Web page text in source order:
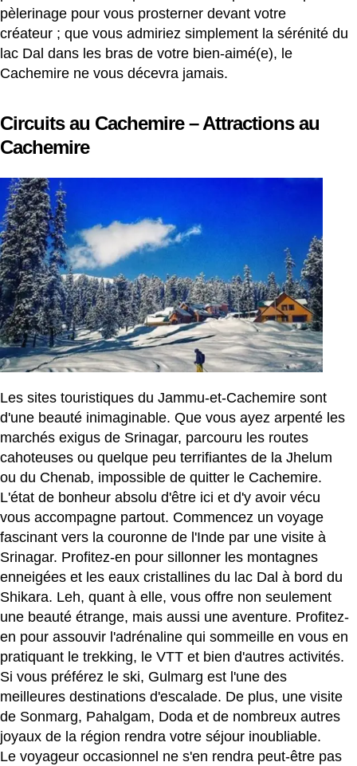
pèlerinage pour vous prosterner devant votre
créateur ; que vous admiriez simplement la sérénité du
lac Dal dans les bras de votre bien-aimé(e), le
Cachemire ne vous décevra jamais.
Circuits au Cachemire – Attractions au
Cachemire
Les sites touristiques du Jammu-et-Cachemire sont
d'une beauté inimaginable. Que vous ayez arpenté les
marchés exigus de Srinagar, parcouru les routes
cahoteuses ou quelque peu terrifiantes de la Jhelum
ou du Chenab, impossible de quitter le Cachemire.
L'état de bonheur absolu d'être ici et d'y avoir vécu
vous accompagne partout. Commencez un voyage
fascinant vers la couronne de l'Inde par une visite à
Srinagar. Profitez-en pour sillonner les montagnes
enneigées et les eaux cristallines du lac Dal à bord du
Shikara. Leh, quant à elle, vous offre non seulement
une beauté étrange, mais aussi une aventure. Profitez-
en pour assouvir l'adrénaline qui sommeille en vous en
pratiquant le trekking, le VTT et bien d'autres activités.
Si vous préférez le ski, Gulmarg est l'une des
meilleures destinations d'escalade. De plus, une visite
de Sonmarg, Pahalgam, Doda et de nombreux autres
joyaux de la région rendra votre séjour inoubliable.
Le voyageur occasionnel ne s'en rendra peut-être pas